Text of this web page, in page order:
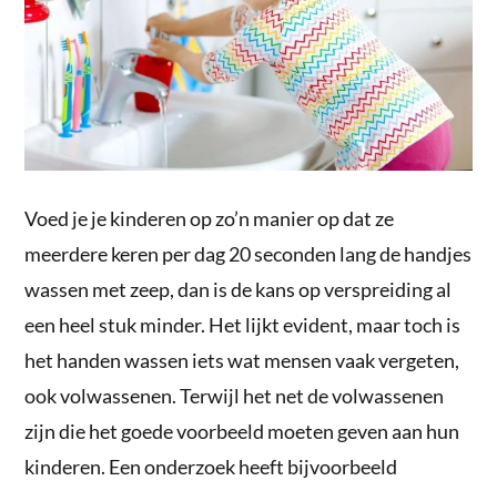
Voed je je kinderen op zo’n manier op dat ze
meerdere keren per dag 20 seconden lang de handjes
wassen met zeep, dan is de kans op verspreiding al
een heel stuk minder. Het lijkt evident, maar toch is
het handen wassen iets wat mensen vaak vergeten,
ook volwassenen. Terwijl het net de volwassenen
zijn die het goede voorbeeld moeten geven aan hun
kinderen. Een onderzoek heeft bijvoorbeeld